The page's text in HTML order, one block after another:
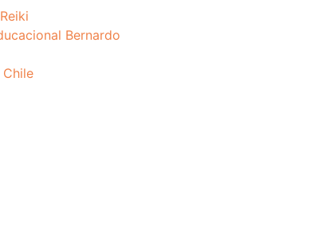
Bernardo